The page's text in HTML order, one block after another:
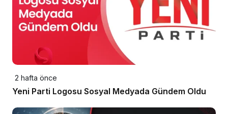
2 hafta önce
Yeni Parti Logosu Sosyal Medyada Gündem Oldu